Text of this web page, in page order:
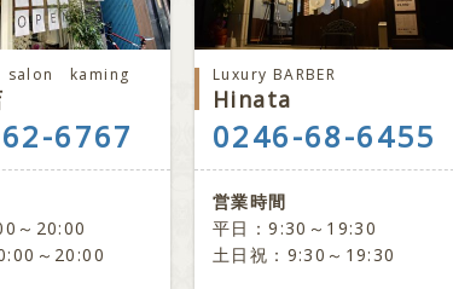
salon kaming
6767
～20:00
～20:00
Luxury BARBER
Hinata
0246-68-6455
営業時間
平日：9:30～19:30
土日祝：9:30～19:30